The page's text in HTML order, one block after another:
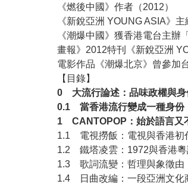
《燃後中國》作者（2012）
《新銳亞洲 YOUNG ASIA》主
《潮爆中國》獲香港電台主
畫報》2012特刊《新銳亞洲
電影作品《潮爆北京》曾參加
【目錄】
0 大流行論述：品味政權與身
0.1 當香港流行變成一種身份
1 CANTOPOP：始於語言又
1.1 電視撈飯：電視與香港初
1.2 鐵塔凌雲：1972與香港粵
1.3 歌詞流變：哲理與象徵由
1.4 日曲改編：一段亞洲文化